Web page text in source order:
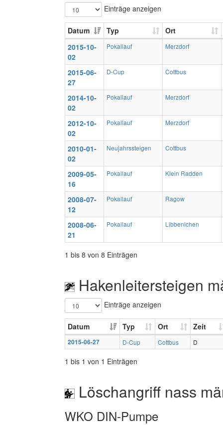
Einträge anzeigen
Datum Typ
Ort
2015-10-
02
Pokallauf Merzdorf
2015-06-
27
D-Cup Cottbus
2014-10-
02
Pokallauf Merzdorf
2012-10-
02
Pokallauf Merzdorf
2010-01-
02
Neujahrssteigen Cottbus
2009-05-
16
Pokallauf Klein Radden
2008-07-
12
Pokallauf Ragow
2008-06-
21
Pokallauf Libbenichen
1 bis 8 von 8 Einträgen
Hakenleitersteigen
Einträge anzeigen
Datum Typ Ort Zeit
2015-06-27 D-Cup Cottbus D
1 bis 1 von 1 Einträgen
Löschangriff nass
WKO DIN-Pumpe